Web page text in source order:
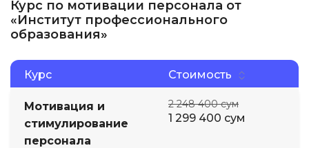
Курс по мотивации персонала от
«Институт профессионального
образования»
Курс Стоимость
Мотивация и
стимулирование
персонала
2 248 400 сум
1 299 400 сум